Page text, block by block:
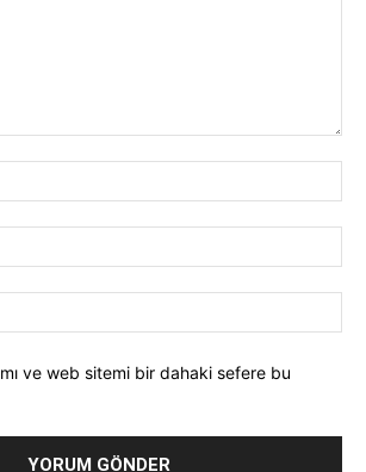
ve web sitemi bir dahaki sefere bu